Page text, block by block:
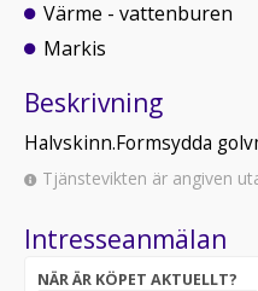
Värme - vattenburen
Markis
Beskrivning
Halvskinn.Formsydda
Tjänstevikten är angiven
Intresseanmälan
NÄR ÄR KÖPET AKTUELLT?